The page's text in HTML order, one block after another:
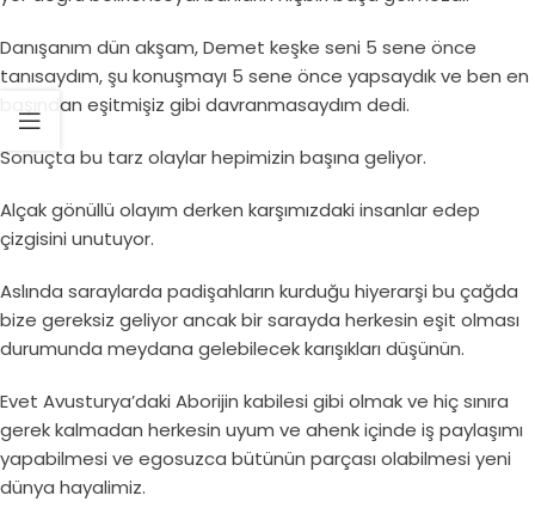
Danışanım dün akşam, Demet keşke seni 5 sene önce
tanısaydım, şu konuşmayı 5 sene önce yapsaydık ve ben en
başından eşitmişiz gibi davranmasaydım dedi.
Sonuçta bu tarz olaylar hepimizin başına geliyor.
Alçak gönüllü olayım derken karşımızdaki insanlar edep
çizgisini unutuyor.
Aslında saraylarda padişahların kurduğu hiyerarşi bu çağda
bize gereksiz geliyor ancak bir sarayda herkesin eşit olması
durumunda meydana gelebilecek karışıkları düşünün.
Evet Avusturya’daki Aborijin kabilesi gibi olmak ve hiç sınıra
gerek kalmadan herkesin uyum ve ahenk içinde iş paylaşımı
yapabilmesi ve egosuzca bütünün parçası olabilmesi yeni
dünya hayalimiz.